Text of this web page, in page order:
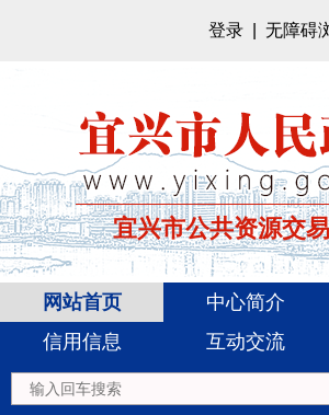
登录 无障碍
宜兴市公共资源交
网站首页 中心简介
信用信息
互动交流